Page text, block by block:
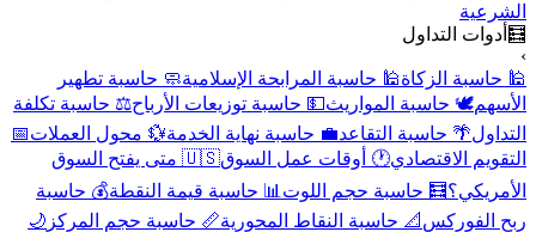
الشرعية
🧮 أدوات التداول
›
🕌 حاسبة الزكاة🕌 حاسبة المرابحة الإسلامية🧼 حاسبة تطهير
الأسهم🕊️ حاسبة المواريث💵 حاسبة توزيعات الأرباح⚖️ حاسبة تكلفة
التداول🌴 حاسبة التقاعد💼 حاسبة نهاية الخدمة💱 محول العملات📅
التقويم الاقتصادي🕐 أوقات عمل السوق
🇺🇸 متى يفتح السوق
الأمريكي؟🧮 حاسبة حجم اللوت 📊 حاسبة قيمة النقطة💰 حاسبة
ربح الفوركس 📐 حاسبة النقاط المحورية📏 حاسبة حجم المركز 🌙